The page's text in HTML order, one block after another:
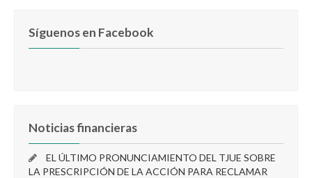
Síguenos en Facebook
Noticias financieras
EL ÚLTIMO PRONUNCIAMIENTO DEL TJUE SOBRE
LA PRESCRIPCIÓN DE LA ACCIÓN PARA RECLAMAR